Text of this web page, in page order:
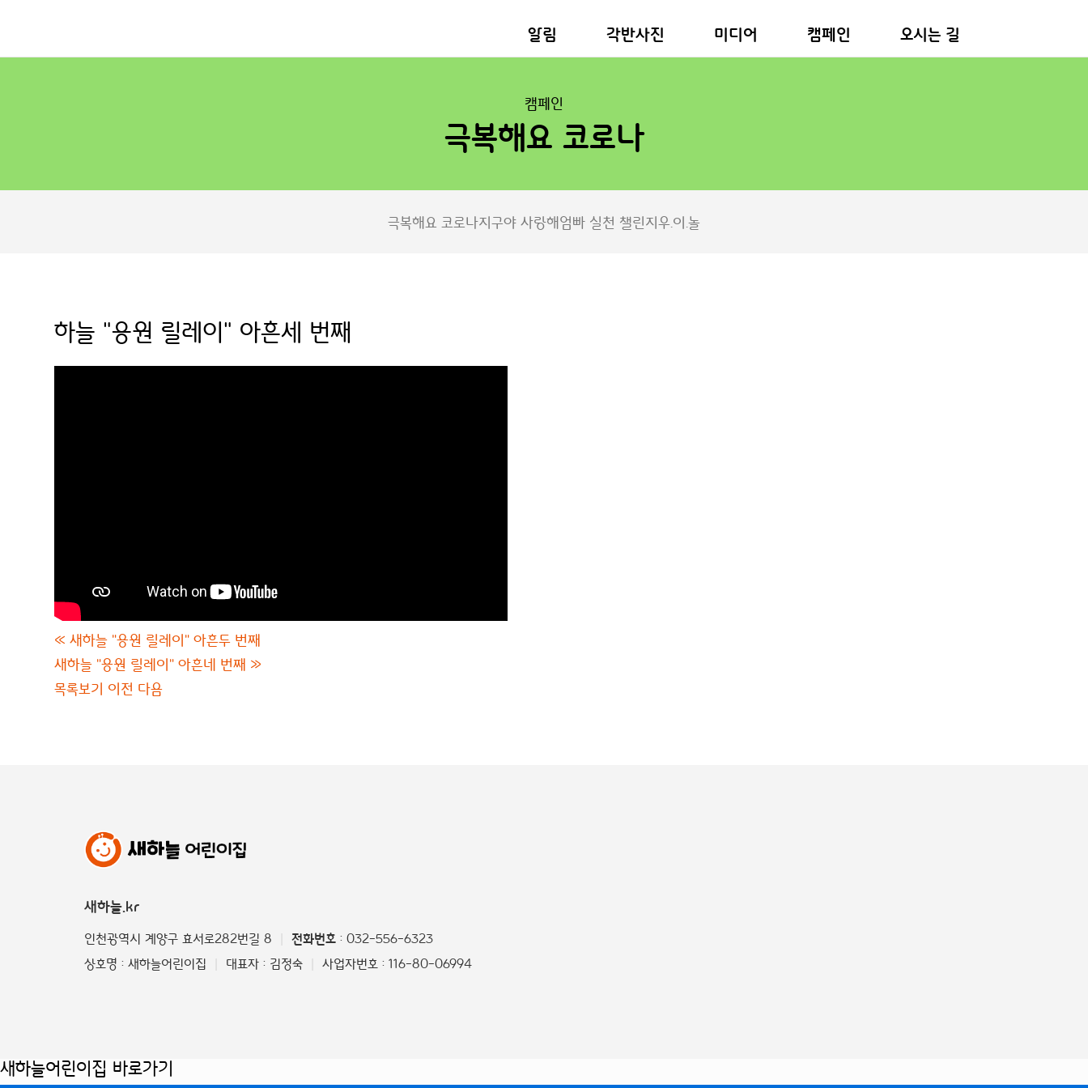
알림 각반사진 미디어 캠페인 오시는 길
캠페인
극복해요 코로나
극복해요 코로나지구야 사랑해엄빠 실천 챌린지우.이.놀
하늘 "응원 릴레이" 아흔세 번째
« 새하늘 "응원 릴레이" 아흔두 번째
새하늘 "응원 릴레이" 아흔네 번째 »
목록보기 이전 다음
새하늘.kr
인천광역시 계양구 효서로282번길 8 전화번호 : 032-556-6323
상호명 : 새하늘어린이집
대표자 : 김정숙 사업자번호 : 116-80-06994
새하늘어린이집 바로가기